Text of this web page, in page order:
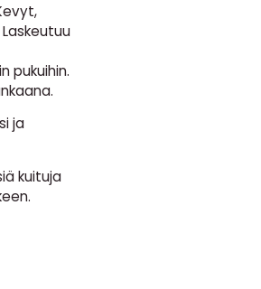
pukuihin.
ja
kuituja